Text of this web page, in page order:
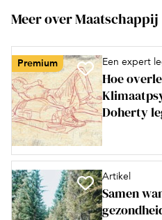
Meer over Maatschappij
Premium Een expert
Hoe
Doherty
Artikel
Samen